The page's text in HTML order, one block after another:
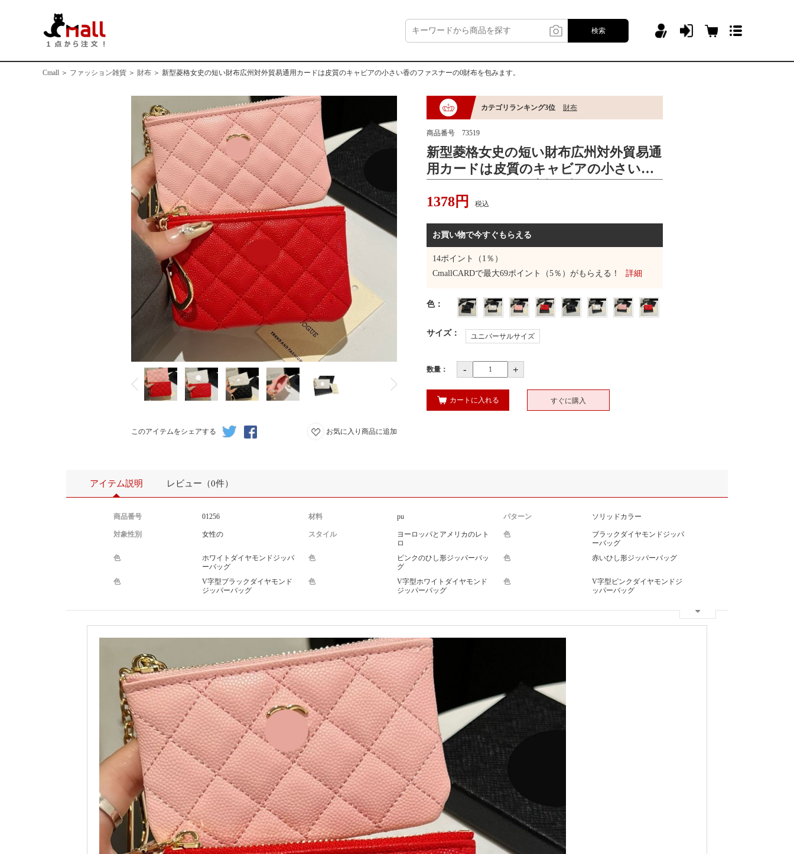
検索
Cmall ＞ ファッション雑貨 ＞ 財布 ＞ 新型菱格女史の短い財布広州対外貿易通用カードは皮質のキャビアの小さい香のファスナーの0財布を包みます。
このアイテムをシェアする お気に入り商品に追加
カテゴリランキング3位 財布
商品番号 73519
新型菱格女史の短い財布広州対外貿易通
用カードは皮質のキャビアの小さい香
1378円 税込
お買い物で今すぐもらえる
14ポイント（1％）
CmallCARDで最大69ポイント（5％）がもらえる！ 詳細
色：
サイズ： ユニバーサルサイズ
数量： - +
カートに入れる すぐに購入
アイテム説明 レビュー（0件）
商品番号 01256 材料 pu パターン ソリッドカラー
対象性別 女性の スタイル
ヨーロッパとアメリカのレト
ロ
色
ブラックダイヤモンドジッパ
ーバッグ
色
ホワイトダイヤモンドジッパ
ーバッグ
色
ピンクのひし形ジッパーバッ
グ
色 赤いひし形ジッパーバッグ
色
V字型ブラックダイヤモンド
ジッパーバッグ
色
V字型ホワイトダイヤモンド
ジッパーバッグ
色
V字型ピンクダイヤモンドジ
ッパーバッグ